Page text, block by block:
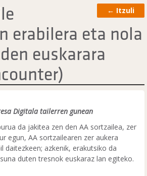
← Itzuli
erabilera eta nola
euskarara
Digitala tailerren gunean
da jakitea zen den AA sortzailea, zer
egun, AA sortzailearen zer aukera
daitezkeen; azkenik, erakutsiko da
duten tresnok euskaraz lan egiteko.